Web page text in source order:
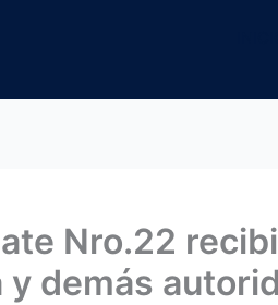
Nro.22
y demás